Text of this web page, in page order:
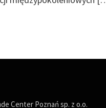
Center Poznań sp. z o.o.